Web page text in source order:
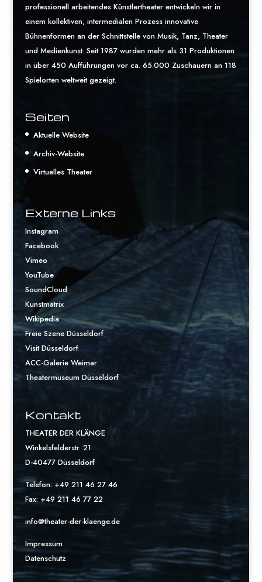
professionell arbeitendes Künstlertheater entwickeln wir in
einem kollektiven, intermedialen Prozess innovative
Bühnenformen an der Schnittstelle von Musik, Tanz, Theater
und Medienkunst. Seit 1987 wurden mehr als 31 Produktionen
in über 450 Aufführungen vor ca. 65.000 Zuschauern an 118
Spielorten weltweit gezeigt.
Seiten
Aktuelle Website
Archiv-Website
Virtuelles Theater
Externe Links
Instagram
Facebook
Vimeo
YouTube
SoundCloud
Kunstmatrix
Wikipedia
Freie Szene Düsseldorf
Visit Düsseldorf
ACC-Galerie Weimar
Theatermuseum Düsseldorf
Kontakt
THEATER DER KLÄNGE
Winkelsfelderstr. 21
D-40477 Düsseldorf
Telefon: +49 211 46 27 46
Fax: +49 211 46 77 22
info@theater-der-klaenge.de
Impressum
Datenschutz